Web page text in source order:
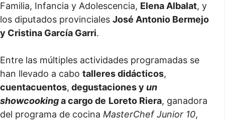
Familia, Infancia y Adolescencia, Elena Albalat, y
los diputados provinciales José Antonio Bermejo
y Cristina García Garri.
Entre las múltiples actividades programadas se
han llevado a cabo talleres didácticos,
cuentacuentos, degustaciones y un
showcookinga cargo de Loreto Riera, ganadora
del programa de cocina MasterChef Junior 10,